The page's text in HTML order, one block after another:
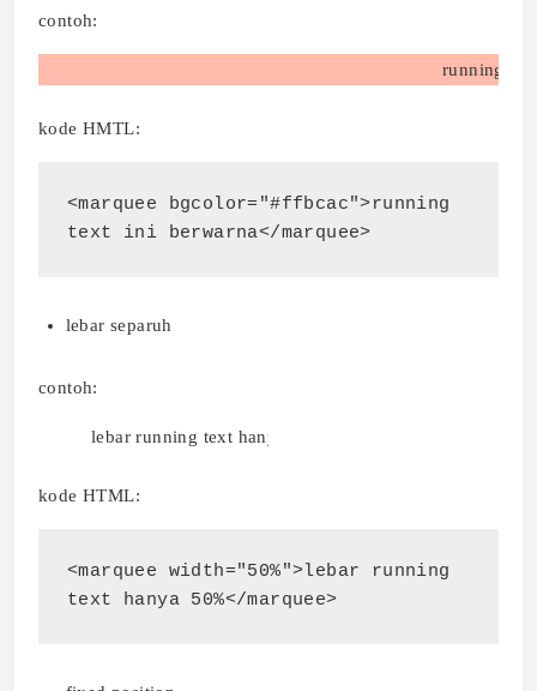
contoh:
running text ini
kode HMTL:
<marquee bgcolor="#ffbcac">running
text ini berwarna</marquee>
lebar separuh
contoh:
lebar running text hanya 50%
kode HTML:
<marquee width="50%">lebar running
text hanya 50%</marquee>